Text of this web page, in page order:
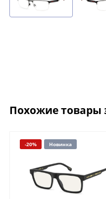
Похожие товары
-20% Новинка